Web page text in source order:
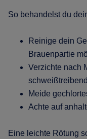
So behandelst du
Reinige dein
Brauenpartie
Verzichte nach
Meide
Achte auf
Eine leichte Rötung